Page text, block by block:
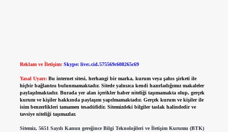
Reklam ve İletişim: Skype: live:.cid.575569c608265c69
Yasal Uyarı: Bu internet sitesi, herhangi bir marka, kurum veya şahıs şirketi ile
hiçbir bağlantısı bulunmamaktadır. Sitede yalnızca kendi hazırladığımız makaleler
paylaşılmaktadır. Burada yer alan içerikler haber niteliği taşımamakta olup, gerçek
kurum ve kişiler hakkında paylaşım yapılmamaktadır. Gerçek kurum ve kişiler ile
isim benzerlikleri tamamen tesadüfidir. Sitemizdeki bilgiler taslak halindedir ve
tavsiye niteliği taşımazlar.
Sitemiz, 5651 Sayılı Kanun gereğince Bilgi Teknolojileri ve İletişim Kurumu (BTK)